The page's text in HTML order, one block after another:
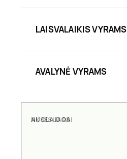
LAISVALAIKIS VYRAMS
AVALYNĖ VYRAMS
AKSESUARAI